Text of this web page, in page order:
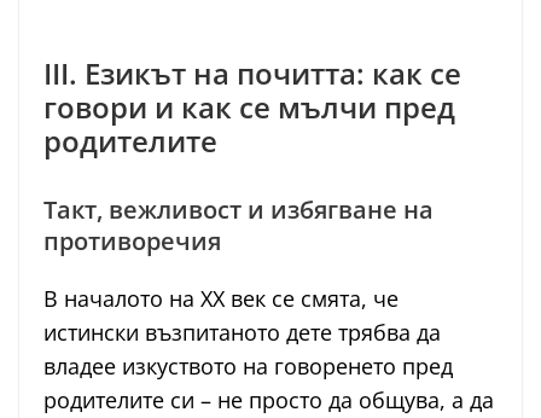
III. Езикът на почитта: как се
говори и как се мълчи пред
родителите
Такт, вежливост и избягване на
противоречия
В началото на XX век се смята, че
истински възпитаното дете трябва да
владее изкуството на говоренето пред
родителите си – не просто да общува, а да